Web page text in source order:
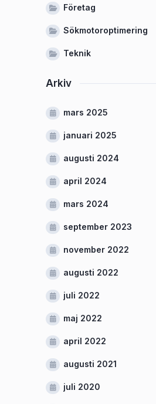
Företag
Sökmotoroptimering
Teknik
Arkiv
mars 2025
januari 2025
augusti 2024
april 2024
mars 2024
september 2023
november 2022
augusti 2022
juli 2022
maj 2022
april 2022
augusti 2021
juli 2020